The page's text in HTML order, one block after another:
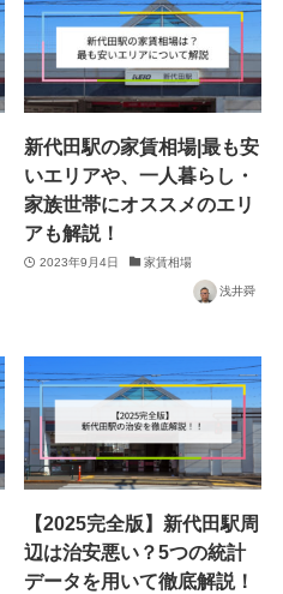
新代田駅の家賃相場|最も安
いエリアや、一人暮らし・
家族世帯にオススメのエリ
アも解説！
2023年9月4日 家賃相場
浅井舜
【2025完全版】新代田駅周
辺は治安悪い？5つの統計
データを用いて徹底解説！